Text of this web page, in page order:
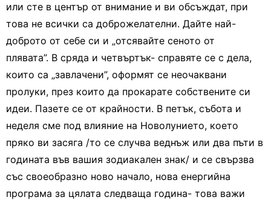
или сте в център от внимание и ви обсъждат, при
това не всички са доброжелателни. Дайте най-
доброто от себе си и „отсявайте сеното от
плявата”. В сряда и четвъртък- справяте се с дела,
които са „завлачени”, оформят се неочаквани
пролуки, през които да прокарате собствените си
идеи. Пазете се от крайности. В петък, събота и
неделя сме под влияние на Новолунието, което
пряко ви засяга /то се случва веднъж или два пъти в
годината във вашия зодиакален знак/ и се свързва
със своеобразно ново начало, нова енергийна
програма за цялата следваща година- това важи